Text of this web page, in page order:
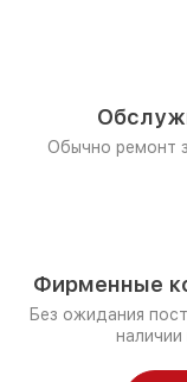
Обычно ремонт
Фирменные
Без ожидания
наличии